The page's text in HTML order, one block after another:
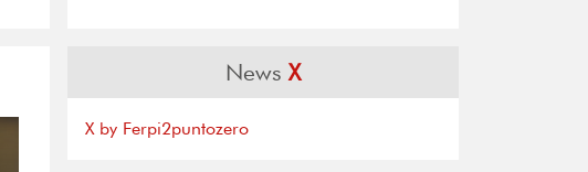
NewsX
X by Ferpi2puntozero